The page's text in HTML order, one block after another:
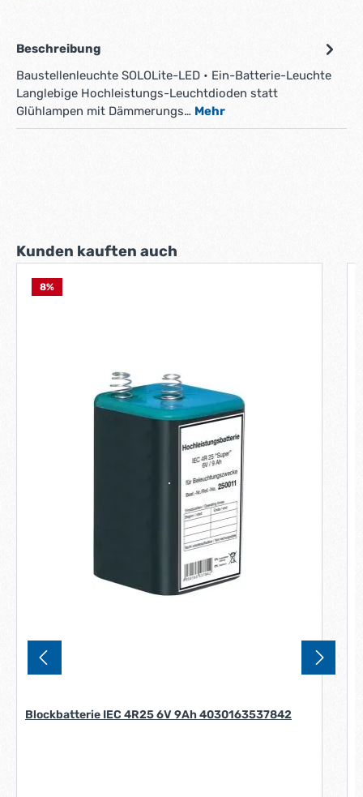
Beschreibung
Baustellenleuchte SOLOLite-LED • Ein-Batterie-Leuchte
Langlebige Hochleistungs-Leuchtdioden statt
Glühlampen mit Dämmerungs… Mehr
Produktgalerie überspringen
Kunden kauften auch
8%
Blockbatterie IEC 4R25 6V 9Ah 4030163537842